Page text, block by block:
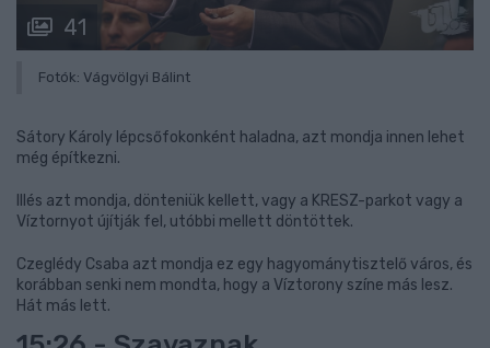
41
Fotók: Vágvölgyi Bálint
Sátory Károly lépcsőfokonként haladna, azt mondja innen lehet
még építkezni.
Illés azt mondja, dönteniük kellett, vagy a KRESZ-parkot vagy a
Víztornyot újítják fel, utóbbi mellett döntöttek.
Czeglédy Csaba azt mondja ez egy hagyománytisztelő város, és
korábban senki nem mondta, hogy a Víztorony színe más lesz.
Hát más lett.